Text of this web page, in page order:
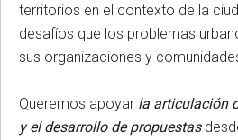
territorios en el contexto de la
desafíos que los problemas
sus organizaciones y
Queremos apoyar la articulación
y el desarrollo de propuestas